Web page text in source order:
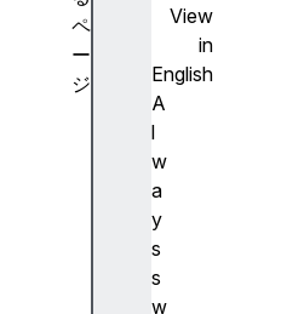
View
in
English
A
l
w
a
y
s
s
w
ペ
ー
ジ